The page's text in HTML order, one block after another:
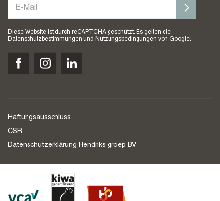
Diese Website ist durch reCAPTCHA geschützt. Es gelten die
Datenschutzbestimmungen und Nutzungsbedingungen von Google.
Haftungsausschluss
CSR
Datenschutzerklärung Hendriks groep BV